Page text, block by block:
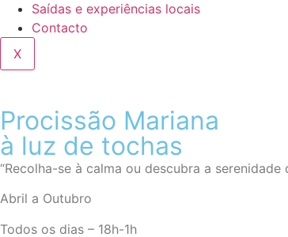
Saídas e experiências locais
Contacto
X
Procissão Mariana
à luz de tochas
“Recolha-se à calma ou descubra a
Abril a Outubro
Todos os dias – 18h-1h